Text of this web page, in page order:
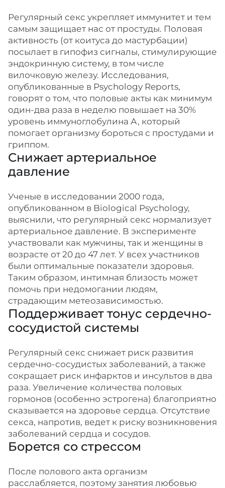
Регулярный секс укрепляет иммунитет и тем
самым защищает нас от простуды. Половая
активность (от коитуса до мастурбации)
посылает в гипофиз сигналы, стимулирующие
эндокринную систему, в том числе
вилочковую железу. Исследования,
опубликованные в Psychology Reports,
говорят о том, что половые акты как минимум
один-два раза в неделю повышает на 30%
уровень иммуноглобулина А, который
помогает организму бороться с простудами и
гриппом.
Снижает артериальное
давление
Ученые в исследовании 2000 года,
опубликованном в Biological Psychology,
выяснили, что регулярный секс нормализует
артериальное давление. В эксперименте
участвовали как мужчины, так и женщины в
возрасте от 20 до 47 лет. У всех участников
были оптимальные показатели здоровья.
Таким образом, интимная близость может
помочь при недомогании людям,
страдающим метеозависимостью.
Поддерживает тонус сердечно-
сосудистой системы
Регулярный секс снижает риск развития
сердечно-сосудистых заболеваний, а также
сокращает риск инфарктов и инсультов в два
раза. Увеличение количества половых
гормонов (особенно эстрогена) благоприятно
сказывается на здоровье сердца. Отсутствие
секса, напротив, ведет к риску возникновения
заболеваний сердца и сосудов.
Борется со стрессом
После полового акта организм
расслабляется, поэтому занятия любовью